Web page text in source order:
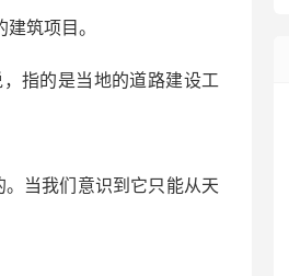
筑项目。
指的是当地的道路建设工
当我们意识到它只能从天